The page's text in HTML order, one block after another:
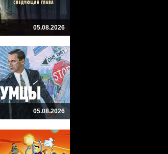
05.08.2026
05.08.2026